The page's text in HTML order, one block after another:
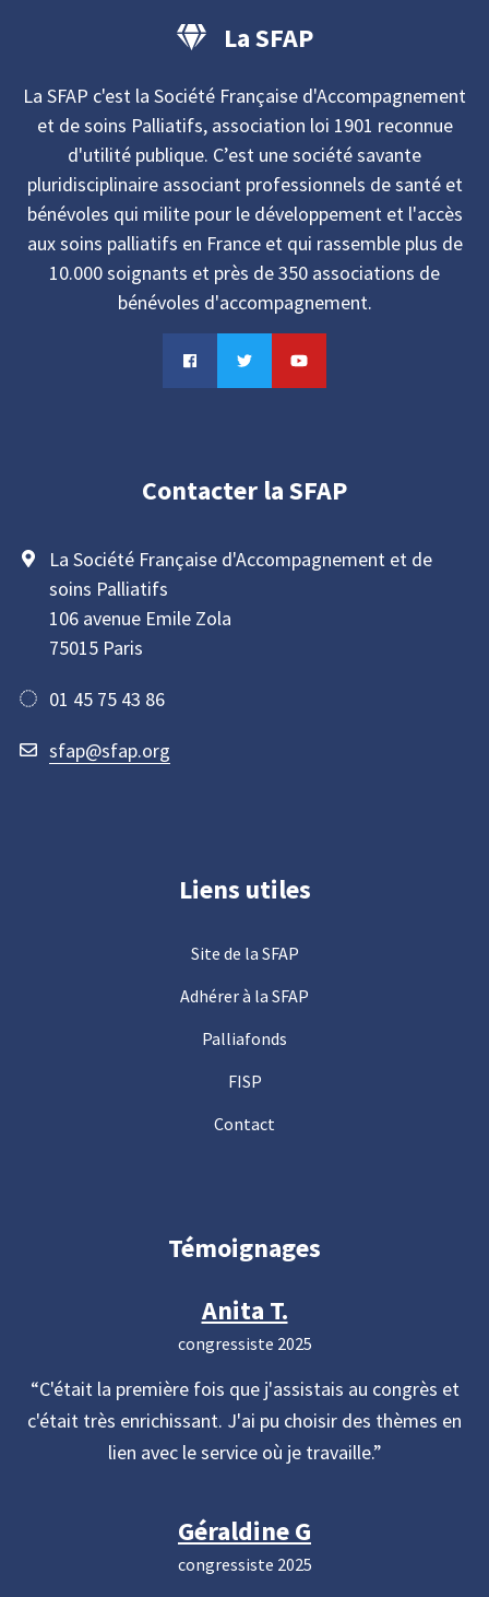
La SFAP
La SFAP c'est la Société Française d'Accompagnement
et de soins Palliatifs, association loi 1901 reconnue
d'utilité publique. C’est une société savante
pluridisciplinaire associant professionnels de santé et
bénévoles qui milite pour le développement et l'accès
aux soins palliatifs en France et qui rassemble plus de
10.000 soignants et près de 350 associations de
bénévoles d'accompagnement.
Contacter la SFAP
La Société Française d'Accompagnement et de
soins Palliatifs
106 avenue Emile Zola
75015 Paris
01 45 75 43 86
sfap@sfap.org
Liens utiles
Site de la SFAP
Adhérer à la SFAP
Palliafonds
FISP
Contact
Témoignages
Anita T.
congressiste 2025
C'était la première fois que j'assistais au congrès et
c'était très enrichissant. J'ai pu choisir des thèmes en
lien avec le service où je travaille.
Géraldine G
congressiste 2025